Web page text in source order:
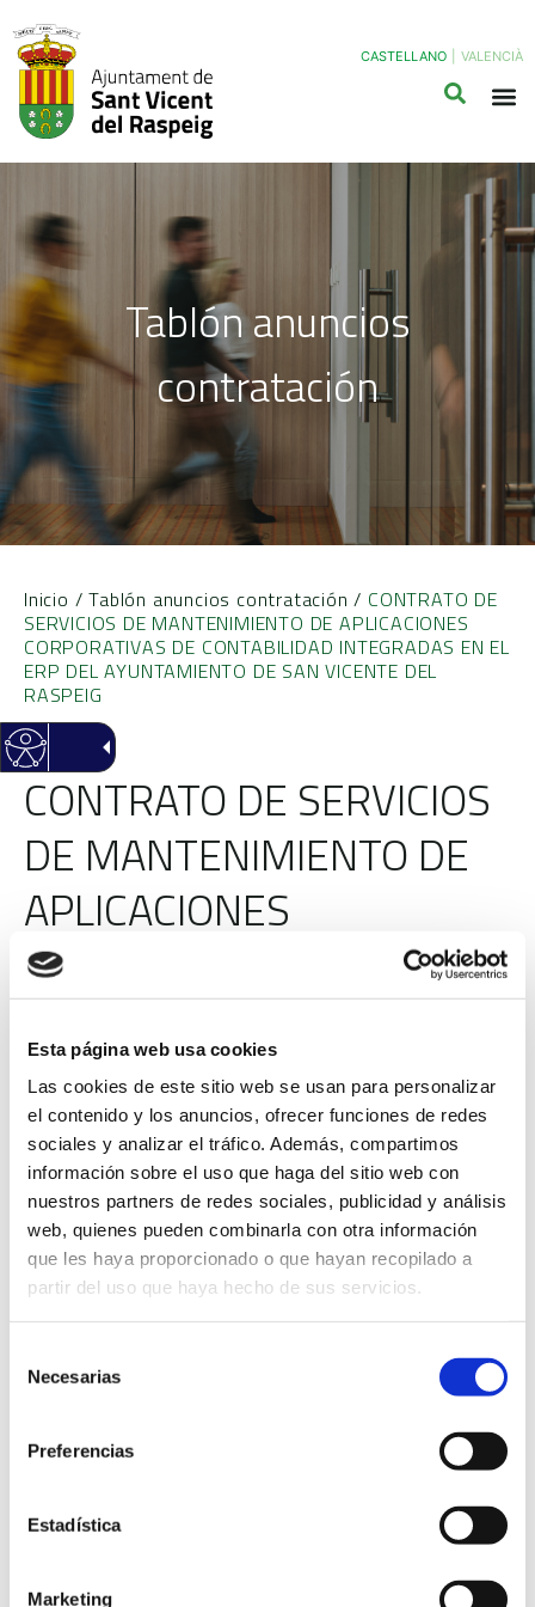
Esta página web usa cookies
Las cookies de este sitio web se usan para personalizar
el contenido y los anuncios, ofrecer funciones de redes
sociales y analizar el tráfico. Además, compartimos
información sobre el uso que haga del sitio web con
nuestros partners de redes sociales, publicidad y análisis
web, quienes pueden combinarla con otra información
que les haya proporcionado o que hayan recopilado a
partir del uso que haya hecho de sus servicios.
Necesarias
Preferencias
Estadística
Marketing
CASTELLANO VALENCIÀ
Tablón anuncios
contratación
Inicio /Tablón anuncios contratación / CONTRATO DE
SERVICIOS DE MANTENIMIENTO DE APLICACIONES
CORPORATIVAS DE CONTABILIDAD INTEGRADAS EN EL
ERP DEL AYUNTAMIENTO DE SAN VICENTE DEL
RASPEIG
CONTRATO DE SERVICIOS
DE MANTENIMIENTO DE
APLICACIONES
CORPORATIVAS DE
CONTABILIDAD
INTEGRADAS EN EL ERP
DEL AYUNTAMIENTO DE
SAN VICENTE DEL
RASPEIG
Objeto
MANTENIMIENTO DE
CORPORATIVAS DE
AYUNTAMIENTO DE
SAN VICENTE DEL